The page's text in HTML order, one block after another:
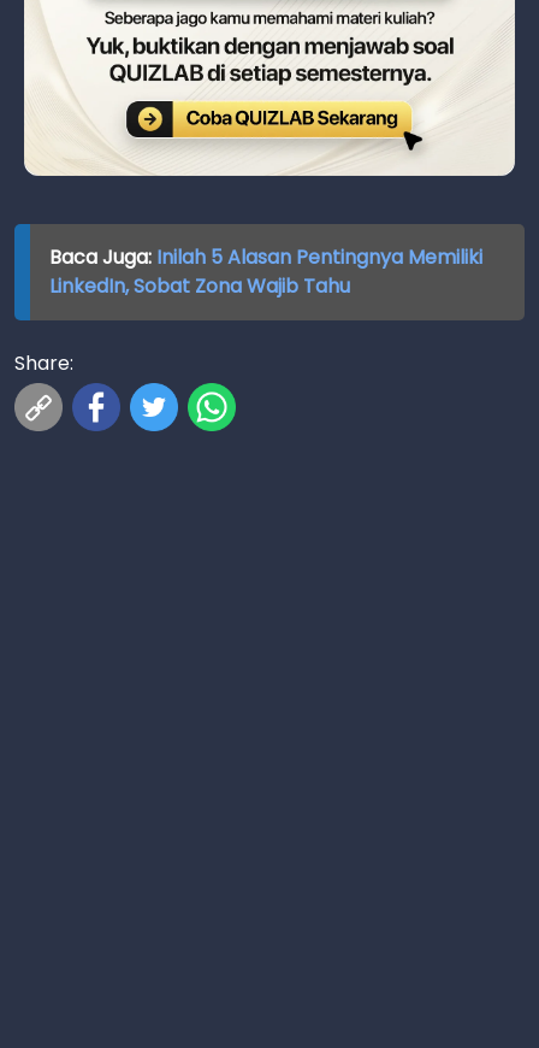
Baca Juga: Inilah 5 Alasan Pentingnya Memiliki
LinkedIn, Sobat Zona Wajib Tahu
Share: